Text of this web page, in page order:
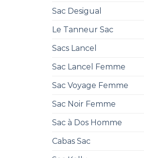
Sac Desigual
Le Tanneur Sac
Sacs Lancel
Sac Lancel Femme
Sac Voyage Femme
Sac Noir Femme
Sac à Dos Homme
Cabas Sac